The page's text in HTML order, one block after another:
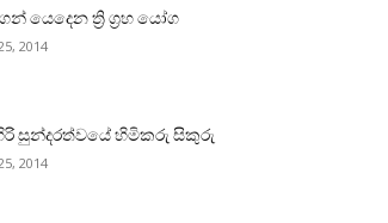
යෙදෙන ත්‍රි ග්‍රහ යෝග
2014
සුන්දරත්වයේ හිමිකරු සිකුරු
2014